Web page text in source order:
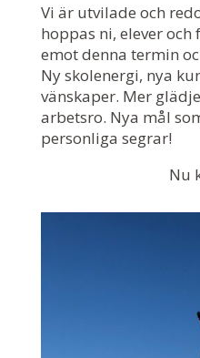
Vi är utvilade och
hoppas ni, elever
emot denna termin
Ny skolenergi, nya
vänskaper. Mer
arbetsro. Nya mål
personliga segrar!
Nu